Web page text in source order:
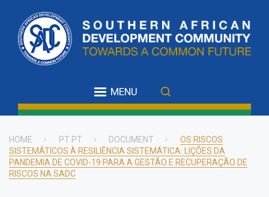
main
content
MENU
Breadcrumb
HOME PT PT DOCUMENT
OS RISCOS
SISTEMÁTICOS À RESILIÊNCIA SISTEMÁTICA: LIÇÕES DA
PANDEMIA DE COVID-19 PARA A GESTÃO E RECUPERAÇÃO DE
RISCOS NA SADC